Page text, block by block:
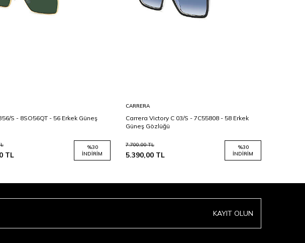
S - 8SO56QT - 56 Erkek Güneş
TL
%30
İNDIRIM
CARRERA
Carrera Victory C 03/S - 7C55808 - 58 Erkek
Güneş Gözlüğü
7.700,00TL
5.390,00 TL
%30
İNDIRIM
KAYIT OLUN